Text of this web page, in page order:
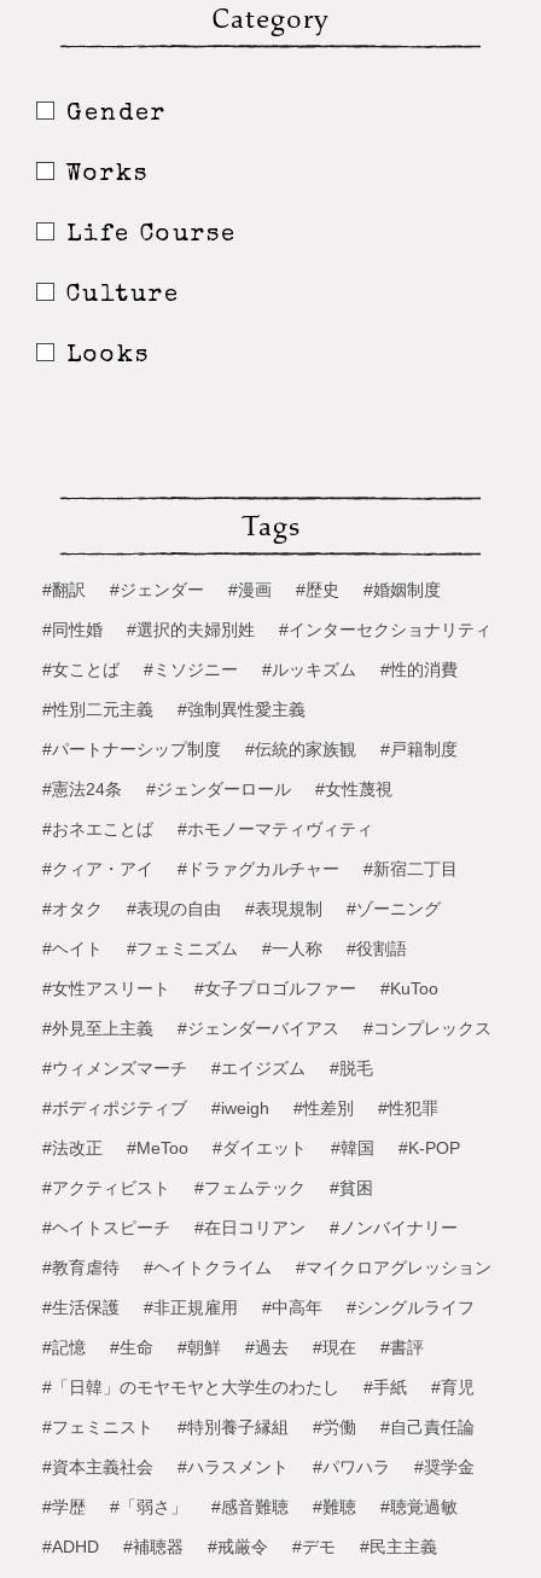
Category
Gender
Works
Life Course
Culture
Looks
Tags
#翻訳 #ジェンダー #漫画 #歴史 #婚姻制度
#同性婚 #選択的夫婦別姓 #インターセクショナリティ
#女ことば #ミソジニー #ルッキズム #性的消費
#性別二元主義 #強制異性愛主義
#パートナーシップ制度 #伝統的家族観 #戸籍制度
#憲法24条 #ジェンダーロール #女性蔑視
#おネエことば #ホモノーマティヴィティ
#クィア・アイ #ドラァグカルチャー #新宿二丁目
#オタク #表現の自由 #表現規制 #ゾーニング
#ヘイト #フェミニズム #一人称 #役割語
#女性アスリート #女子プロゴルファー #KuToo
#外見至上主義 #ジェンダーバイアス #コンプレックス
#ウィメンズマーチ #エイジズム #脱毛
#ボディポジティブ #iweigh #性差別 #性犯罪
#法改正 #MeToo #ダイエット #韓国 #K-POP
#アクティビスト #フェムテック #貧困
#ヘイトスピーチ #在日コリアン #ノンバイナリー
#教育虐待 #ヘイトクライム #マイクロアグレッション
#生活保護 #非正規雇用 #中高年 #シングルライフ
#記憶 #生命 #朝鮮 #過去 #現在 #書評
#「日韓」のモヤモヤと大学生のわたし #手紙 #育児
#フェミニスト #特別養子縁組 #労働 #自己責任論
#資本主義社会 #ハラスメント #パワハラ #奨学金
#学歴 #「弱さ」 #感音難聴 #難聴 #聴覚過敏
#ADHD #補聴器 #戒厳令 #デモ #民主主義